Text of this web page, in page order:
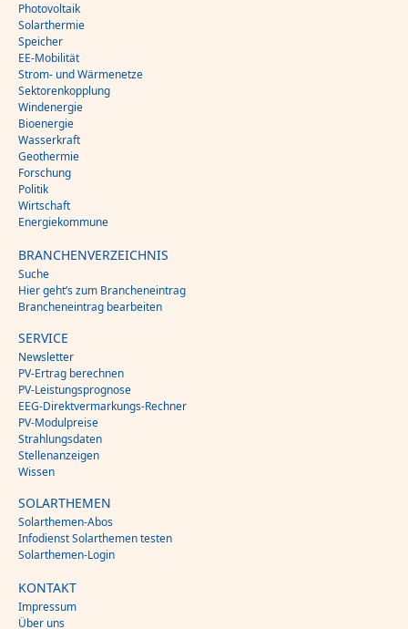
Photovoltaik
Solarthermie
Speicher
EE-Mobilität
Strom- und Wärmenetze
Sektorenkopplung
Windenergie
Bioenergie
Wasserkraft
Geothermie
Forschung
Politik
Wirtschaft
Energiekommune
BRANCHENVERZEICHNIS
Suche
Hier geht’s zum Brancheneintrag
Brancheneintrag bearbeiten
SERVICE
Newsletter
PV-Ertrag berechnen
PV-Leistungsprognose
EEG-Direktvermarkungs-Rechner
PV-Modulpreise
Strahlungsdaten
Stellenanzeigen
Wissen
SOLARTHEMEN
Solarthemen-Abos
Infodienst Solarthemen testen
Solarthemen-Login
KONTAKT
Impressum
Über uns